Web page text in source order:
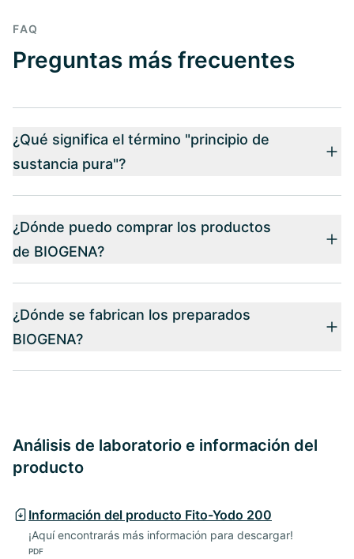
FAQ
Preguntas más frecuentes
¿Qué significa el término "principio de
sustancia pura"?
¿Dónde puedo comprar los productos
de BIOGENA?
¿Dónde se fabrican los preparados
BIOGENA?
Análisis de laboratorio e información del
producto
Información del producto Fito-Yodo 200
¡Aquí encontrarás más información para descargar!
PDF